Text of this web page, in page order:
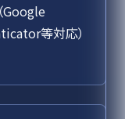
Google
等対応）